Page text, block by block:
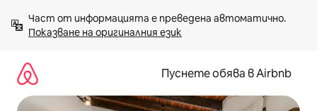
към
съдържанието
Показване на оригиналния език
Пуснете обява в Airbnb